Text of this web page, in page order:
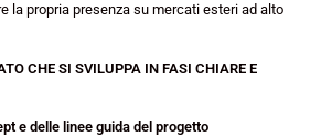
la propria presenza su mercati esteri ad alto
CHE SI SVILUPPA IN FASI CHIARE E
e delle linee guida del progetto